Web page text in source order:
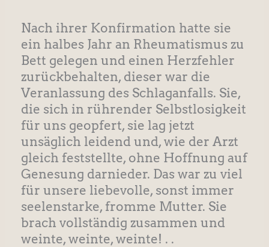
Nach ihrer Konfirmation hatte sie
ein halbes Jahr an Rheumatismus zu
Bett gelegen und einen Herzfehler
zurückbehalten, dieser war die
Veranlassung des Schlaganfalls. Sie,
die sich in rührender Selbstlosigkeit
für uns geopfert, sie lag jetzt
unsäglich leidend und, wie der Arzt
gleich feststellte, ohne Hoffnung auf
Genesung darnieder. Das war zu viel
für unsere liebevolle, sonst immer
seelenstarke, fromme Mutter. Sie
brach vollständig zusammen und
weinte, weinte, weinte! . .